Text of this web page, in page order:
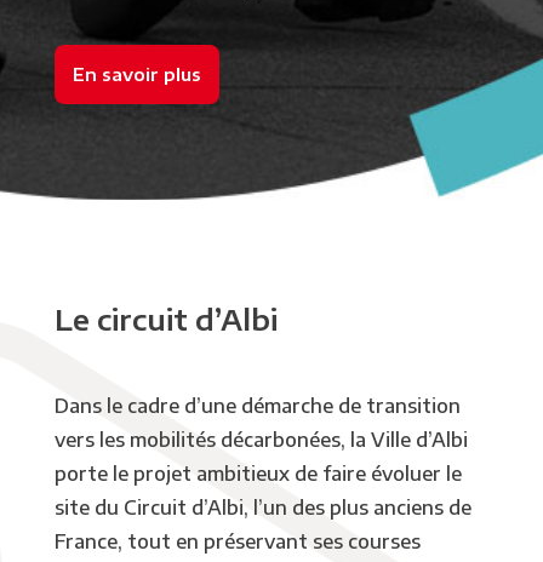
En savoir plus
Le circuit d’Albi
Dans le cadre d’une démarche de transition
vers les mobilités décarbonées, la Ville d’Albi
porte le projet ambitieux de faire évoluer le
site du Circuit d’Albi, l’un des plus anciens de
France, tout en préservant ses courses